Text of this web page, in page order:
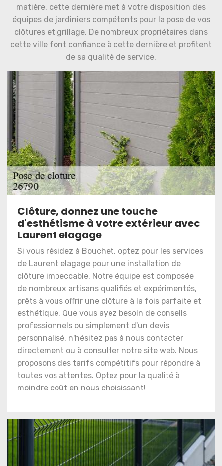
matière, cette dernière met à votre disposition des
équipes de jardiniers compétents pour la pose de vos
clôtures et grillage. De nombreux propriétaires dans
cette ville font confiance à cette dernière et profitent
de sa qualité de service.
Clôture, donnez une touche
d'esthétisme à votre extérieur avec
Laurent elagage
Si vous résidez à Bouchet, optez pour les services
de Laurent elagage pour une installation de
clôture impeccable. Notre équipe est composée
de nombreux artisans qualifiés et expérimentés,
prêts à vous offrir une clôture à la fois parfaite et
esthétique. Que vous ayez besoin de conseils
professionnels ou simplement d'un devis
personnalisé, n'hésitez pas à nous contacter
directement ou à consulter notre site web. Nous
proposons des tarifs compétitifs pour répondre à
toutes vos attentes. Optez pour la qualité à
moindre coût en nous choisissant!